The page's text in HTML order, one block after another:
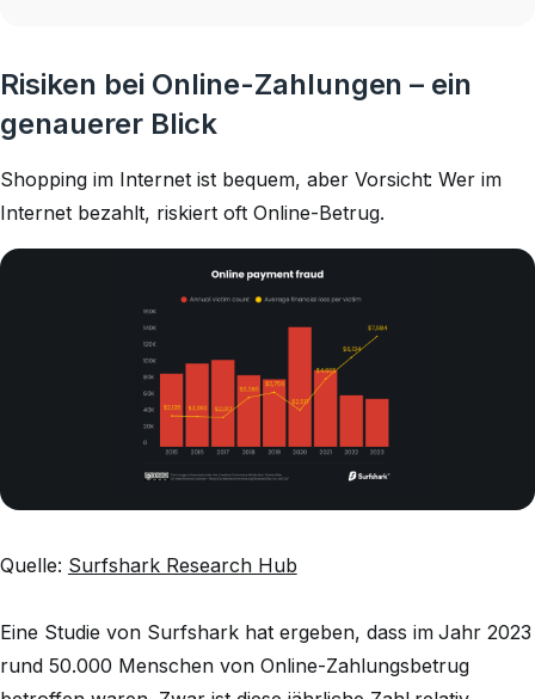
Risiken bei Online-Zahlungen – ein
genauerer Blick
Shopping im Internet ist bequem, aber Vorsicht: Wer im
Internet bezahlt, riskiert oft Online-Betrug.
Quelle: Surfshark Research Hub
Eine Studie von Surfshark hat ergeben, dass im Jahr 2023
rund 50.000 Menschen von Online-Zahlungsbetrug